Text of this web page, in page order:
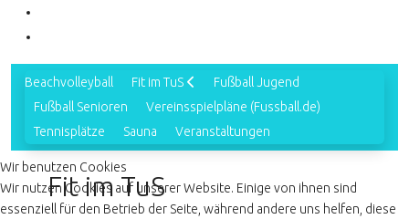
Beachvolleyball Fit im TuS
Fußball Jugend
Fußball Senioren
Vereinsspielpläne (Fussball.de)
Tennisplätze
Sauna Veranstaltungen
Fit im TuS
Wir benutzen Cookies
Wir nutzen Cookies auf unserer Website. Einige von ihnen sind
essenziell für den Betrieb der Seite, während andere uns helfen, diese